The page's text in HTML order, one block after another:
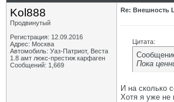
Kol888
Продвинутый
Регистрация: 12.09.2016
Адрес: Москва
Автомобиль: Уаз-Патриот, Веста
1.8 амт люкс-престиж карфаген
Сообщений: 1,669
Re: Внешность
Цитата:
Пока
И на сколько
Хотя я уже не